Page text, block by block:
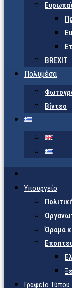
BREXIT
Πολυμέσα
Βίντεο
Υπουργείο
Όραμα
Γραφείο Τύπου